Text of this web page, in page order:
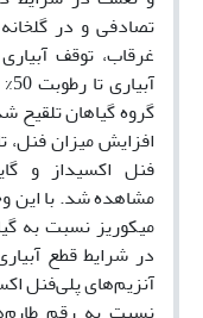
تصادفی و در
گروه گیاهان تلقیح
افزایش میزان فنل،
فنل اکسیداز و
مشاهده شد. با این
میکوریز نسبت به
آنزیم‌های پلی‌فنل